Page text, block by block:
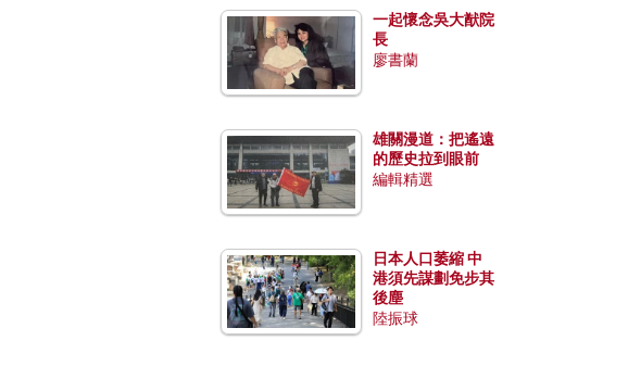
一起懷念吳大猷院
長
廖書蘭
雄關漫道：把遙遠
的歷史拉到眼前
編輯精選
日本人口萎縮 中
港須先謀劃免步其
後塵
陸振球